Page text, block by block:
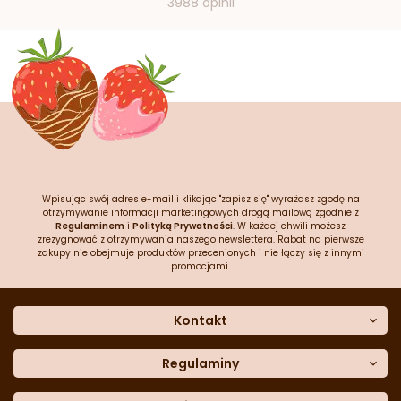
Wpisując swój adres e-mail i klikając "zapisz się" wyrażasz zgodę na
otrzymywanie informacji marketingowych drogą mailową zgodnie z
Regulaminem i Polityką Prywatności. W każdej chwili możesz
zrezygnować z otrzymywania naszego newslettera. Rabat na pierwsze
zakupy nie obejmuje produktów przecenionych i nie łączy się z innymi
promocjami.
Kontakt
Dane kontaktowe
Często zadawane pytania
Regulaminy